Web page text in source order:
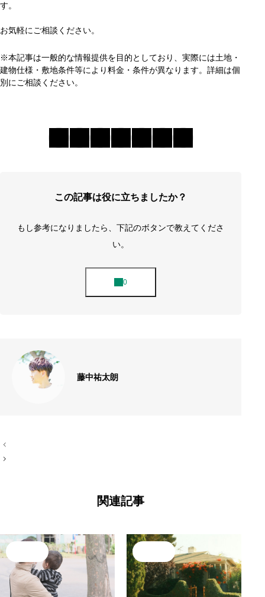
す。
お気軽にご相談ください。
※本記事は一般的な情報提供を目的としており、実際には土地・
建物仕様・敷地条件等により料金・条件が異なります。詳細は個
別にご相談ください。
この記事は役に立ちましたか？
もし参考になりましたら、下記のボタンで教えてくださ
い。
藤中祐太朗
投
稿
ョ
ン
関連記事